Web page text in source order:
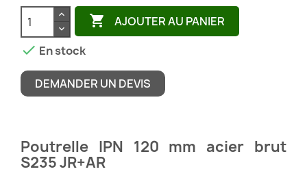
 AJOUTER AU PANIER
 En stock
DEMANDER UN DEVIS
Poutrelle IPN 120 mm acier brut
S235 JR+AR